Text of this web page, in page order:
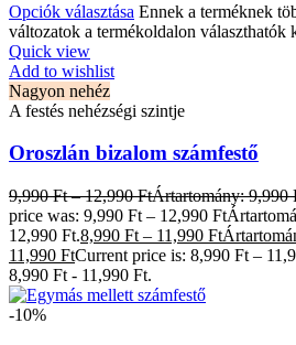
Opciók választása Ennek a terméknek
változatok a termékoldalon választhatók
Quick view
Add to wishlist
Nagyon nehéz
A festés nehézségi szintje
Oroszlán bizalom számfestő
9,990Ft – 12,990FtÁrtartomány: 9,990
price was: 9,990 Ft – 12,990
12,990 Ft.8,990 Ft – 11,990 Ft
11,990 FtCurrent price is: 8,990 Ft –
8,990 Ft - 11,990 Ft.
-10%